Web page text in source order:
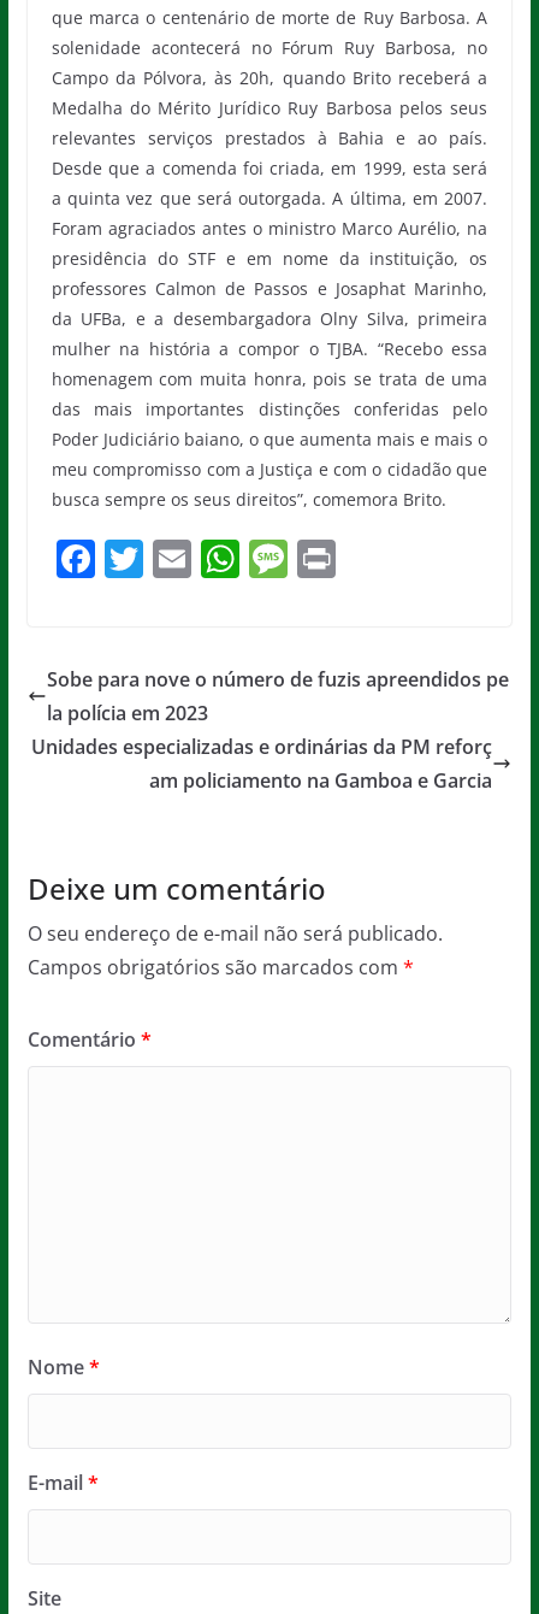
que marca o centenário de morte de Ruy Barbosa. A
solenidade acontecerá no Fórum Ruy Barbosa, no
Campo da Pólvora, às 20h, quando Brito receberá a
Medalha do Mérito Jurídico Ruy Barbosa pelos seus
relevantes serviços prestados à Bahia e ao país.
Desde que a comenda foi criada, em 1999, esta será
a quinta vez que será outorgada. A última, em 2007.
Foram agraciados antes o ministro Marco Aurélio, na
presidência do STF e em nome da instituição, os
professores Calmon de Passos e Josaphat Marinho,
da UFBa, e a desembargadora Olny Silva, primeira
mulher na história a compor o TJBA. “Recebo essa
homenagem com muita honra, pois se trata de uma
das mais importantes distinções conferidas pelo
Poder Judiciário baiano, o que aumenta mais e mais o
meu compromisso com a Justiça e com o cidadão que
busca sempre os seus direitos”, comemora Brito.
F
e
b
o
T
er
E
l
W
s
p
p
M
a
e
Pr
Sobe para nove o número de fuzis apreendidos pe
la polícia em 2023
Unidades especializadas e ordinárias da PM reforç
am policiamento na Gamboa e Garcia
Deixe um comentário
O seu endereço de e-mail não será publicado.
Campos obrigatórios são marcados com *
Comentário *
Nome*
E-mail*
Site